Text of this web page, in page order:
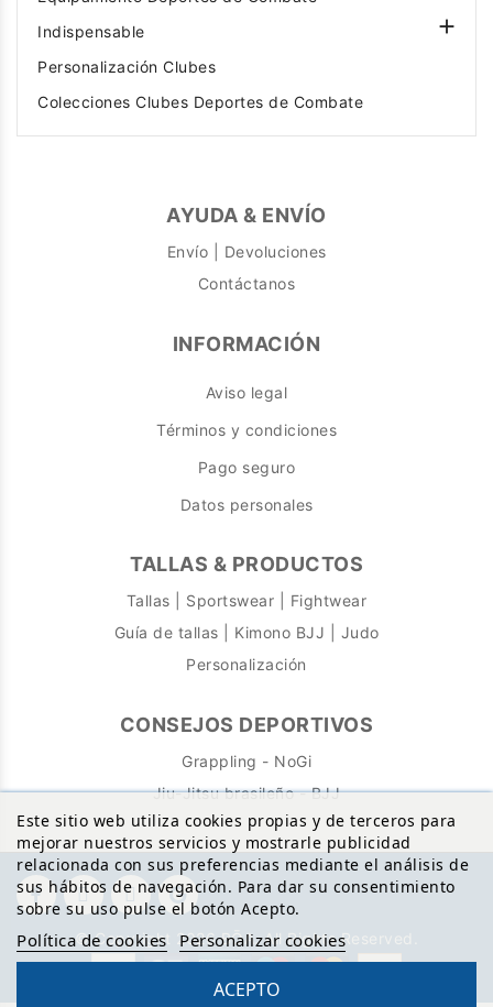
Indispensable 
Personalización Clubes
Colecciones Clubes Deportes de Combate
AYUDA & ENVÍO
Envío | Devoluciones
Contáctanos
INFORMACIÓN
Aviso legal
Términos y condiciones
Pago seguro
Datos personales
TALLAS & PRODUCTOS
Tallas | Sportswear | Fightwear
Guía de tallas | Kimono BJJ | Judo
Personalización
CONSEJOS DEPORTIVOS
Grappling - NoGi
Jiu-Jitsu brasileño - BJJ
Este sitio web utiliza cookies propias y de terceros para
mejorar nuestros servicios y mostrarle publicidad
relacionada con sus preferencias mediante el análisis de
sus hábitos de navegación. Para dar su consentimiento
sobre su uso pulse el botón Acepto.
Política de cookies Personalizar cookies
ACEPTO
© Copyright 2026 BŌA. All Rights Reserved.